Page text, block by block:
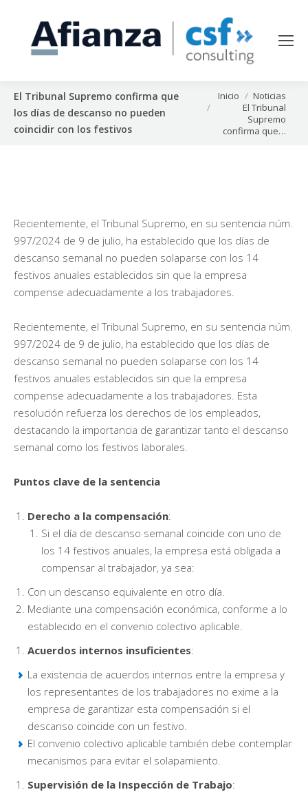
El Tribunal Supremo confirma que
los días de descanso no pueden
coincidir con los festivos
Estás aquí:
Inicio
Noticias
El Tribunal
Supremo
confirma que…
Recientemente, el Tribunal Supremo, en su sentencia núm.
997/2024 de 9 de julio, ha establecido que los días de
descanso semanal no pueden solaparse con los 14
festivos anuales establecidos sin que la empresa
compense adecuadamente a los trabajadores.
Recientemente, el Tribunal Supremo, en su sentencia núm.
997/2024 de 9 de julio, ha establecido que los días de
descanso semanal no pueden solaparse con los 14
festivos anuales establecidos sin que la empresa
compense adecuadamente a los trabajadores. Esta
resolución refuerza los derechos de los empleados,
destacando la importancia de garantizar tanto el descanso
semanal como los festivos laborales.
Puntos clave de la sentencia
Derecho a la compensación:
Si el día de descanso semanal coincide con uno de
los 14 festivos anuales, la empresa está obligada a
compensar al trabajador, ya sea:
Con un descanso equivalente en otro día.
Mediante una compensación económica, conforme a lo
establecido en el convenio colectivo aplicable.
Acuerdos internos insuficientes:
La existencia de acuerdos internos entre la empresa y
los representantes de los trabajadores no exime a la
empresa de garantizar esta compensación si el
descanso coincide con un festivo.
El convenio colectivo aplicable también debe contemplar
mecanismos para evitar el solapamiento.
Supervisión de la Inspección de Trabajo: